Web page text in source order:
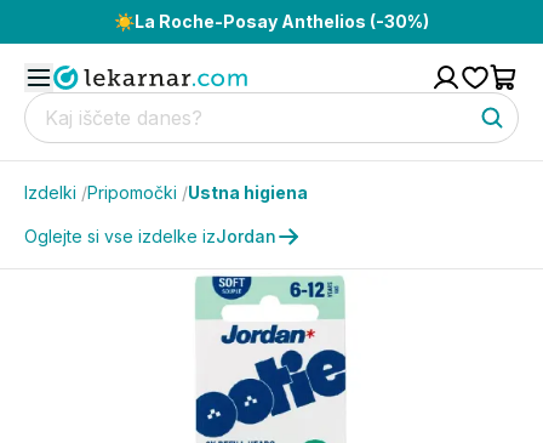
☀️La Roche-Posay Anthelios (-30%)
Izdelki /Pripomočki /Ustna higiena
Oglejte si vse izdelke izJordan